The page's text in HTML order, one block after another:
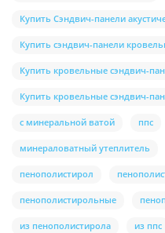
Купить Сэндвич-панели
Купить сэндвич-панели
Купить кровельные сэндвич-
Купить кровельные сэндвич-
с минеральной ватой ппс
минераловатный утеплитель
пенополистирол
пенополистирольные
из пенополистирола из ппс